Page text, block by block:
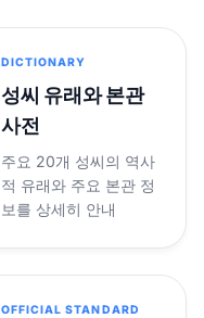
DICTIONARY
성씨 유래와 본관
사전
주요 20개 성씨의 역사
적 유래와 주요 본관 정
보를 상세히 안내
OFFICIAL STANDARD